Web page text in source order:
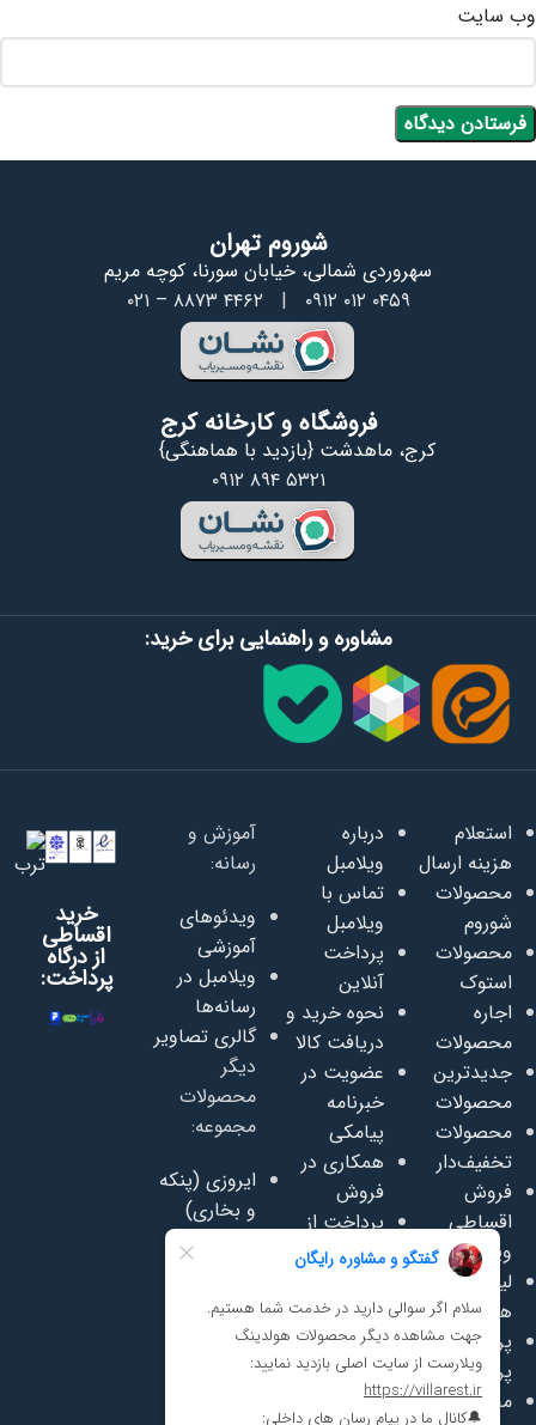
وب‌ سایت
شوروم تهران
سهروردی شمالی، خیابان سورنا، کوچه مریم
۰۲۱ – ۸۸۷۳ ۴۴۶۲ | ۰۹۱۲ ۰۱۲ ۰۴۵۹
فروشگاه و کارخانه کرج
کرج، ماهدشت {بازدید با هماهنگی}
۰۹۱۲ ۸۹۴ ۵۳۲۱
مشاوره و راهنمایی برای خرید:
استعلام
هزینه ارسال
محصولات
شوروم
محصولات
استوک
اجاره
محصولات
جدیدترین
محصولات
محصولات
تخفیف‌دار
فروش
اقساطی
ویلامبل
لیست قیمت
همکاری
پرسش‌های
پرتکرار
محصولات
درباره
ویلامبل
تماس با
ویلامبل
پرداخت
آنلاین
نحوه خرید و
دریافت کالا
عضویت در
خبرنامه
پیامکی
همکاری در
فروش
پرداخت از
اعتبار روبیکا
رضایت
مشتریان
مجله ویلامبل
دانلود
آموزش و
رسانه:
ویدئوهای
آموزشی
ویلامبل در
رسانه‌ها
گالری تصاویر
دیگر
محصولات
مجموعه:
ایروزی (پنکه
و بخاری)
وفروش
مبلمان)
سافت پلی
خرید
اقساطی
از درگاه
پرداخت: